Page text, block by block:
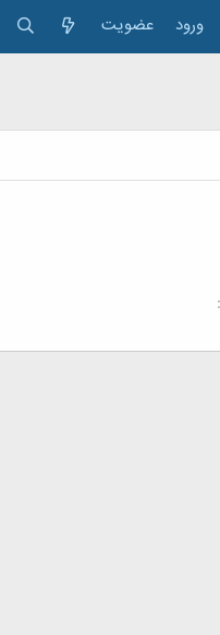
ورود عضویت